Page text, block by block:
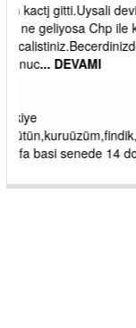
ibrahim
kemer mezarlık
giden yola gelin
boruları
ibogemici
yaz geldi layyy
başladı biz halk
diyoruz ağacum